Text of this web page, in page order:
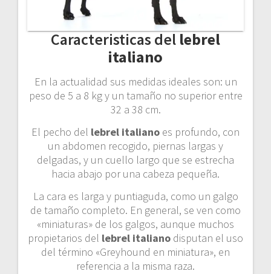
Caracteristicas del lebrel
italiano
En la actualidad sus medidas ideales son: un
peso de 5 a 8 kg y un tamaño no superior entre
32 a 38 cm.
El pecho del lebrel italiano es profundo, con
un abdomen recogido, piernas largas y
delgadas, y un cuello largo que se estrecha
hacia abajo por una cabeza pequeña.
La cara es larga y puntiaguda, como un galgo
de tamaño completo. En general, se ven como
«miniaturas» de los galgos, aunque muchos
propietarios del lebrel italiano disputan el uso
del término «Greyhound en miniatura», en
referencia a la misma raza.